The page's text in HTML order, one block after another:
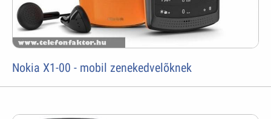
Nokia X1-00 - mobil zenekedvelõknek